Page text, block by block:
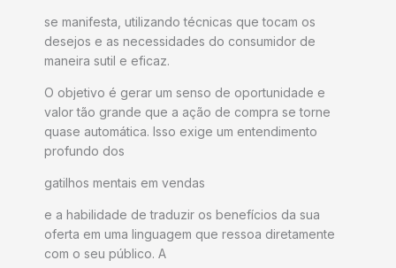
se manifesta, utilizando técnicas que tocam os
desejos e as necessidades do consumidor de
maneira sutil e eficaz.
O objetivo é gerar um senso de oportunidade e
valor tão grande que a ação de compra se torne
quase automática. Isso exige um entendimento
profundo dos
gatilhos mentais em vendas
e a habilidade de traduzir os benefícios da sua
oferta em uma linguagem que ressoa diretamente
com o seu público. A